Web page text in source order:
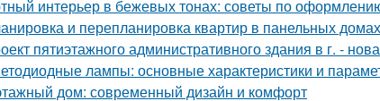
интерьер в бежевых тонах: советы по
и перепланировка квартир в панельных
пятиэтажного административного здания в г. -
лампы: основные характеристики и
дом: современный дизайн и комфорт